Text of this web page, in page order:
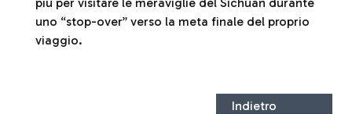
uno “stop-over” verso la meta finale del proprio
viaggio.
Indietro